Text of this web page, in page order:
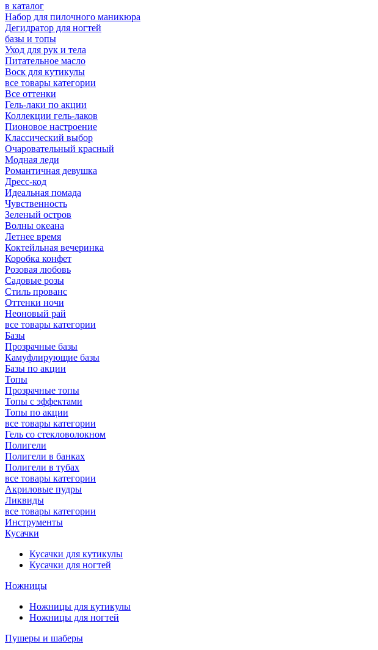
в каталог
Набор для пилочного маникюра
Дегидратор для ногтей
базы и топы
Уход для рук и тела
Питательное масло
Воск для кутикулы
все товары категории
Все оттенки
Гель-лаки по акции
Коллекции гель-лаков
Пионовое настроение
Классический выбор
Очаровательный красный
Модная леди
Романтичная девушка
Дресс-код
Идеальная помада
Чувственность
Зеленый остров
Волны океана
Летнее время
Коктейльная вечеринка
Коробка конфет
Розовая любовь
Садовые розы
Стиль прованс
Оттенки ночи
Неоновый рай
все товары категории
Базы
Прозрачные базы
Камуфлирующие базы
Базы по акции
Топы
Прозрачные топы
Топы с эффектами
Топы по акции
все товары категории
Гель со стекловолокном
Полигели
Полигели в банках
Полигели в тубах
все товары категории
Акриловые пудры
Ликвиды
все товары категории
Инструменты
Кусачки
Кусачки для кутикулы
Кусачки для ногтей
Ножницы
Ножницы для кутикулы
Ножницы для ногтей
Пушеры и шаберы